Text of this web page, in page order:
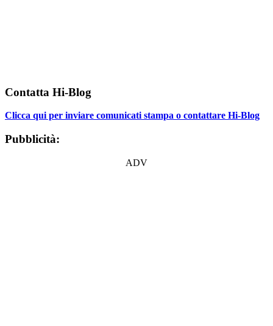
Contatta Hi-Blog
Clicca qui per inviare comunicati stampa o contattare Hi-Blog
Pubblicità:
ADV